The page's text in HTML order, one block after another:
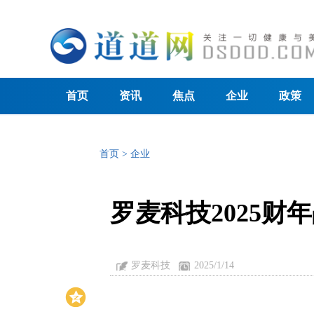
首页 资讯 焦点 企业 政策
首页 > 企业
罗麦科技2025财
罗麦科技 2025/1/14